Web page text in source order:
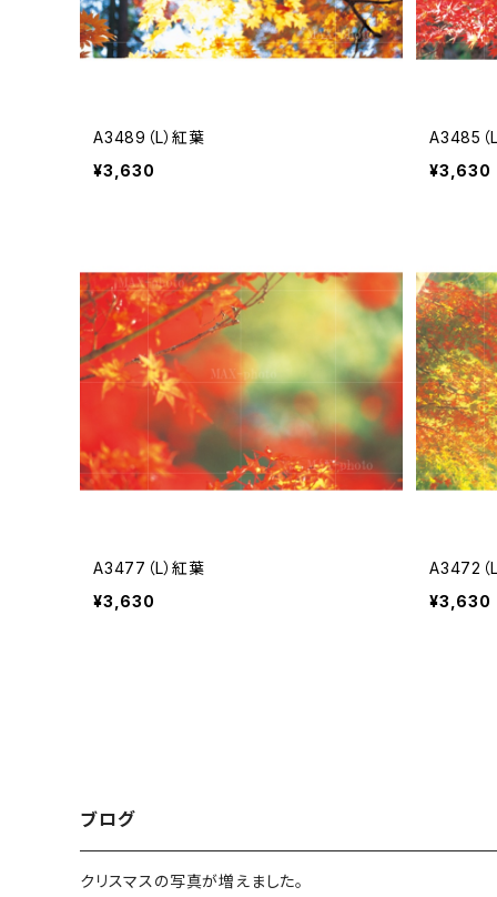
A3489（L）紅葉
¥3,630
A3485（
¥3,630
A3477（L）紅葉
¥3,630
A3472（
¥3,630
ブログ
クリスマスの写真が増えました。